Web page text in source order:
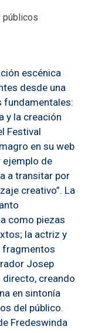
públicos
escénica
desde una
fundamentales:
y la creación
Festival
en su web
ejemplo de
a transitar por
creativo”. La
como piezas
la actriz y
fragmentos
Josep
directo, creando
en sintonía
del público.
Fredeswinda